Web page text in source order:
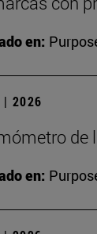
en:
2026
de
en: